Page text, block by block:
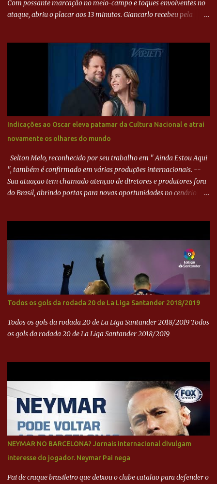
Com possante marcação no meio-campo e toques envolventes no
ataque, abriu o placar aos 13 minutos. Giancarlo recebeu pela
Paraná ampliou a vantagem aos 21 minutos. Éverton Garroni
desviou cruzamento de cabeça e, mesmo de costas, incidiu o canto
direito de Harlei. O goleiro esmeraldino se esticou e até tocou na
bola, mas não o suficiente para desviar sua trajetória. O ataque do
Goiás era nulo, tanto que o Paraná seguiu em cima. Aos 32
minutos, Jefferson cabeceou e Harlei fez grande defesa. Seis
minutos depois, Wellington encheu o pé e quase surpreendeu o
goleiro rival, que novamente defendeu. No fim, Jefferson teve
outra boa chance, mas parou no goleiro. Gol para matar espera...
Indicações ao Oscar eleva patamar da Cultura Nacional e atrai
novamente os olhares do mundo
Selton Melo, reconhecido por seu trabalho em " Ainda Estou Aqui
", também é confirmado em várias produções internacionais. --
Sua atuação tem chamado atenção de diretores e produtores fora
do Brasil, abrindo portas para novas oportunidades no cenário
Todos os gols da rodada 20 de La Liga Santander 2018/2019
Todos os gols da rodada 20 de La Liga Santander 2018/2019 Todos
os gols da rodada 20 de La Liga Santander 2018/2019
NEYMAR NO BARCELONA? Jornais internacional divulgam
interesse do jogador. Neymar Pai nega
Pai de craque brasileiro que deixou o clube catalão para defender o